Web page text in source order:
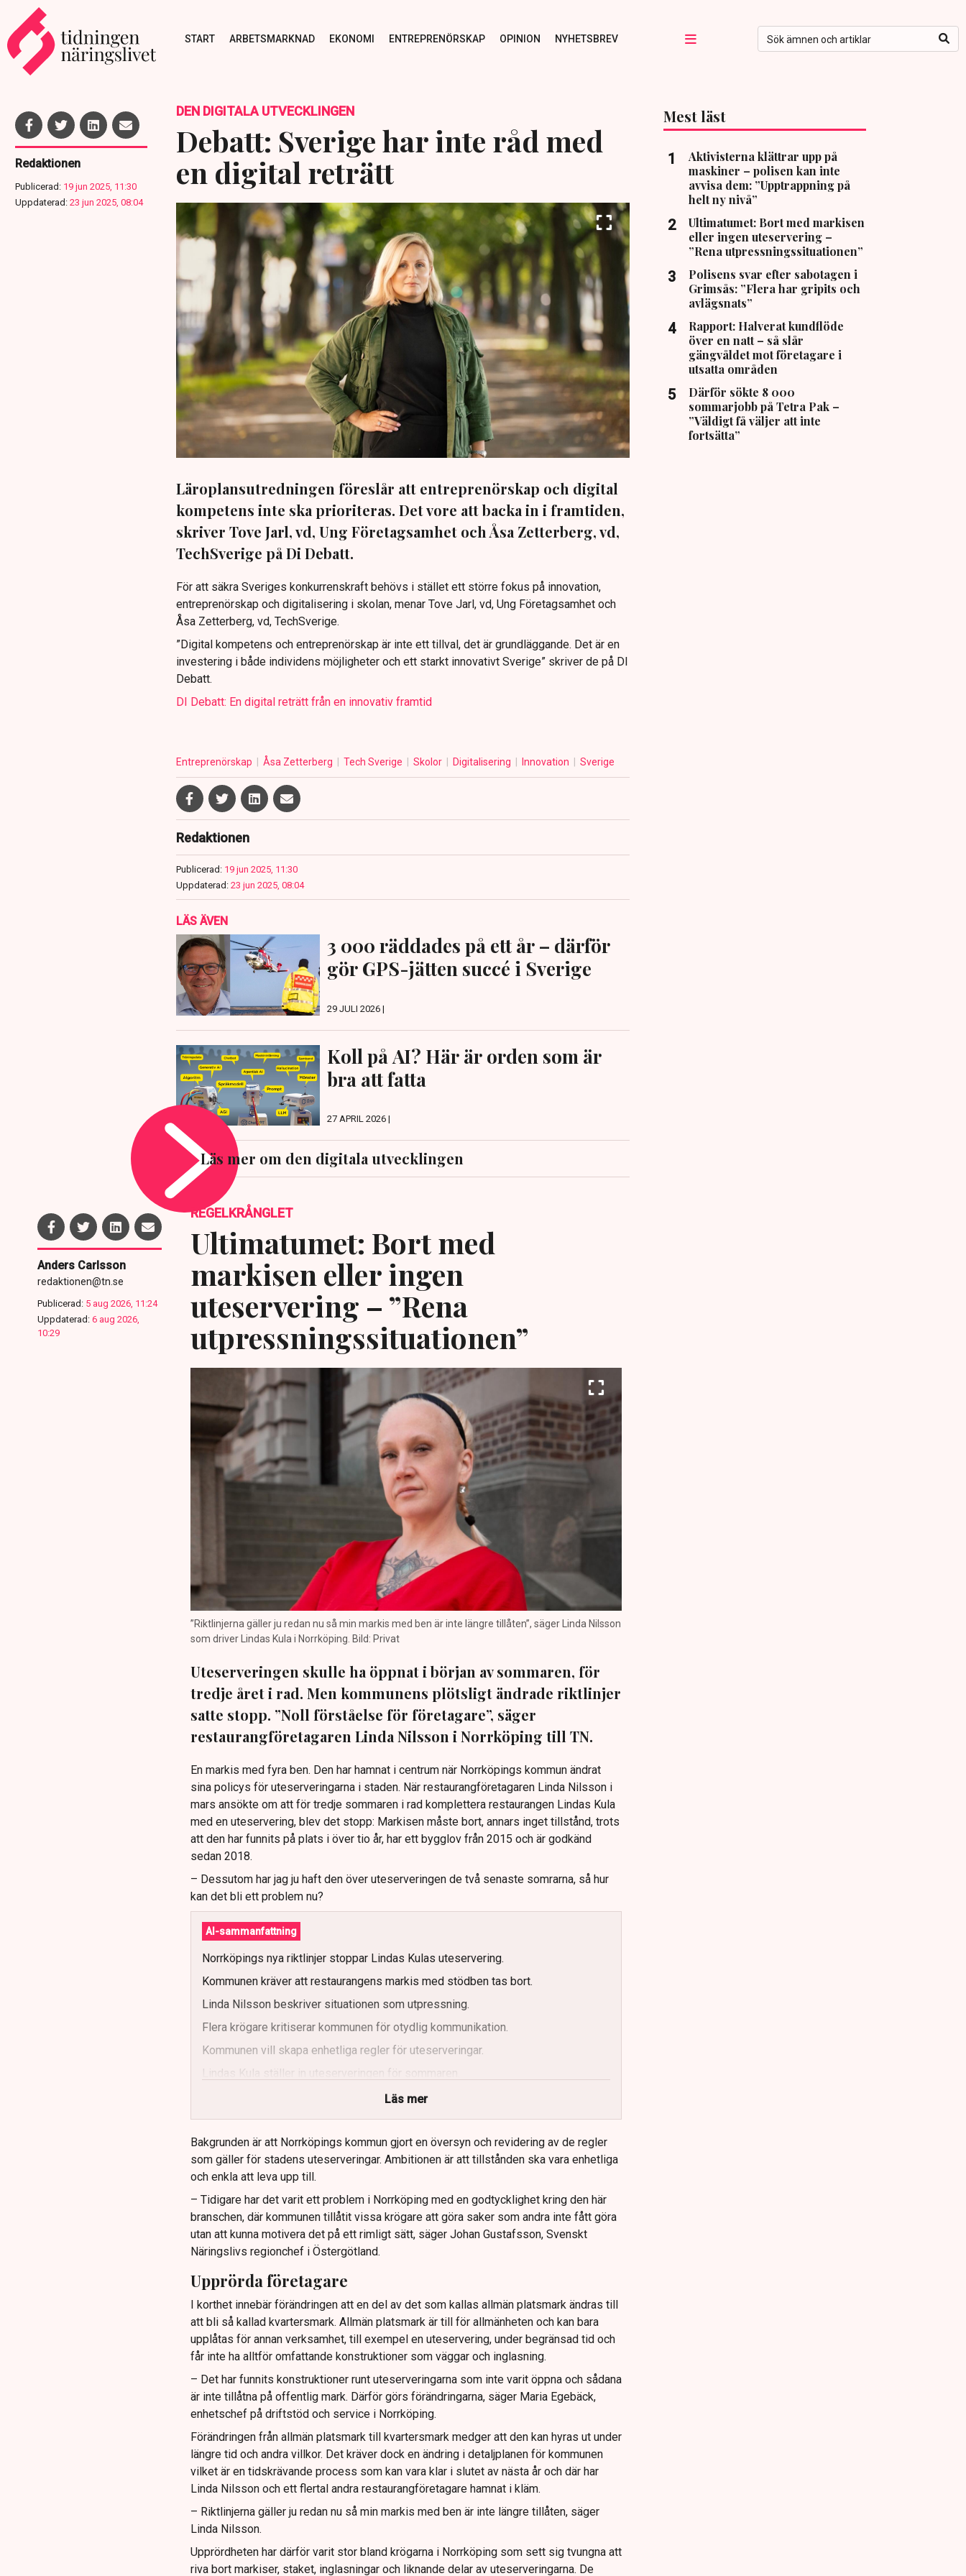
START ARBETSMARKNAD EKONOMI ENTREPRENÖRSKAP OPINION NYHETSBREV
Redaktionen
Publicerad: 19 jun 2025, 11:30
Uppdaterad: 23 jun 2025, 08:04
DEN DIGITALA UTVECKLINGEN
Debatt: Sverige har inte råd med
en digital reträtt
Läroplansutredningen föreslår att entreprenörskap och digital
kompetens inte ska prioriteras. Det vore att backa in i framtiden,
skriver Tove Jarl, vd, Ung Företagsamhet och Åsa Zetterberg, vd,
TechSverige på Di Debatt.
För att säkra Sveriges konkurrenskraft behövs i stället ett större fokus på innovation,
entreprenörskap och digitalisering i skolan, menar Tove Jarl, vd, Ung Företagsamhet och
Åsa Zetterberg, vd, TechSverige.
”Digital kompetens och entreprenörskap är inte ett tillval, det är grundläggande. Det är en
investering i både individens möjligheter och ett starkt innovativt Sverige” skriver de på DI
Debatt.
DI Debatt: En digital reträtt från en innovativ framtid
Entreprenörskap Åsa Zetterberg Tech Sverige Skolor Digitalisering Innovation Sverige
Redaktionen
Publicerad: 19 jun 2025, 11:30
Uppdaterad: 23 jun 2025, 08:04
LÄS ÄVEN
3 000 räddades på ett år – därför
gör GPS-jätten succé i Sverige
29 JULI 2026 |
Koll på AI? Här är orden som är
bra att fatta
27 APRIL 2026 |
Läs mer om den digitala utvecklingen
Mest läst
Aktivisterna klättrar upp på
maskiner – polisen kan inte
avvisa dem: ”Upptrappning på
helt ny nivå”
Ultimatumet: Bort med markisen
eller ingen uteservering –
”Rena utpressningssituationen”
Polisens svar efter sabotagen i
Grimsås: ”Flera har gripits och
avlägsnats”
Rapport: Halverat kundflöde
över en natt – så slår
gängvåldet mot företagare i
utsatta områden
Därför sökte 8 000
sommarjobb på Tetra Pak –
”Väldigt få väljer att inte
fortsätta”
Anders Carlsson
redaktionen@tn.se
Publicerad: 5 aug 2026, 11:24
Uppdaterad: 6 aug 2026,
10:29
REGELKRÅNGLET
Ultimatumet: Bort med
markisen eller ingen
uteservering – ”Rena
utpressningssituationen”
”Riktlinjerna gäller ju redan nu så min markis med ben är inte längre tillåten”, säger Linda Nilsson
som driver Lindas Kula i Norrköping. Bild: Privat
Uteserveringen skulle ha öppnat i början av sommaren, för
tredje året i rad. Men kommunens plötsligt ändrade riktlinjer
satte stopp. ”Noll förståelse för företagare”, säger
restaurangföretagaren Linda Nilsson i Norrköping till TN.
En markis med fyra ben. Den har hamnat i centrum när Norrköpings kommun ändrat
sina policys för uteserveringarna i staden. När restaurangföretagaren Linda Nilsson i
mars ansökte om att för tredje sommaren i rad komplettera restaurangen Lindas Kula
med en uteservering, blev det stopp: Markisen måste bort, annars inget tillstånd, trots
att den har funnits på plats i över tio år, har ett bygglov från 2015 och är godkänd
sedan 2018.
– Dessutom har jag ju haft den över uteserveringen de två senaste somrarna, så hur
kan det bli ett problem nu?
AI-sammanfattning
Norrköpings nya riktlinjer stoppar Lindas Kulas uteservering.
Kommunen kräver att restaurangens markis med stödben tas bort.
Linda Nilsson beskriver situationen som utpressning.
Flera krögare kritiserar kommunen för otydlig kommunikation.
Kommunen vill skapa enhetliga regler för uteserveringar.
Lindas Kula ställer in uteserveringen för sommaren.
Läs mer
Bakgrunden är att Norrköpings kommun gjort en översyn och revidering av de regler
som gäller för stadens uteserveringar. Ambitionen är att tillstånden ska vara enhetliga
och enkla att leva upp till.
– Tidigare har det varit ett problem i Norrköping med en godtycklighet kring den här
branschen, där kommunen tillåtit vissa krögare att göra saker som andra inte fått göra
utan att kunna motivera det på ett rimligt sätt, säger Johan Gustafsson, Svenskt
Näringslivs regionchef i Östergötland.
Upprörda företagare
I korthet innebär förändringen att en del av det som kallas allmän platsmark ändras till
att bli så kallad kvartersmark. Allmän platsmark är till för allmänheten och kan bara
upplåtas för annan verksamhet, till exempel en uteservering, under begränsad tid och
får inte ha alltför omfattande konstruktioner som väggar och inglasning.
– Det har funnits konstruktioner runt uteserveringarna som inte varit öppna och sådana
är inte tillåtna på offentlig mark. Därför görs förändringarna, säger Maria Egebäck,
enhetschef på driftstöd och service i Norrköping.
Förändringen från allmän platsmark till kvartersmark medger att den kan hyras ut under
längre tid och andra villkor. Det kräver dock en ändring i detaljplanen för kommunen
vilket är en tidskrävande process som kan vara klar i slutet av nästa år och där har
Linda Nilsson och ett flertal andra restaurangföretagare hamnat i kläm.
– Riktlinjerna gäller ju redan nu så min markis med ben är inte längre tillåten, säger
Linda Nilsson.
Upprördheten har därför varit stor bland krögarna i Norrköping som sett sig tvungna att
riva bort markiser, staket, inglasningar och liknande delar av uteserveringarna. De